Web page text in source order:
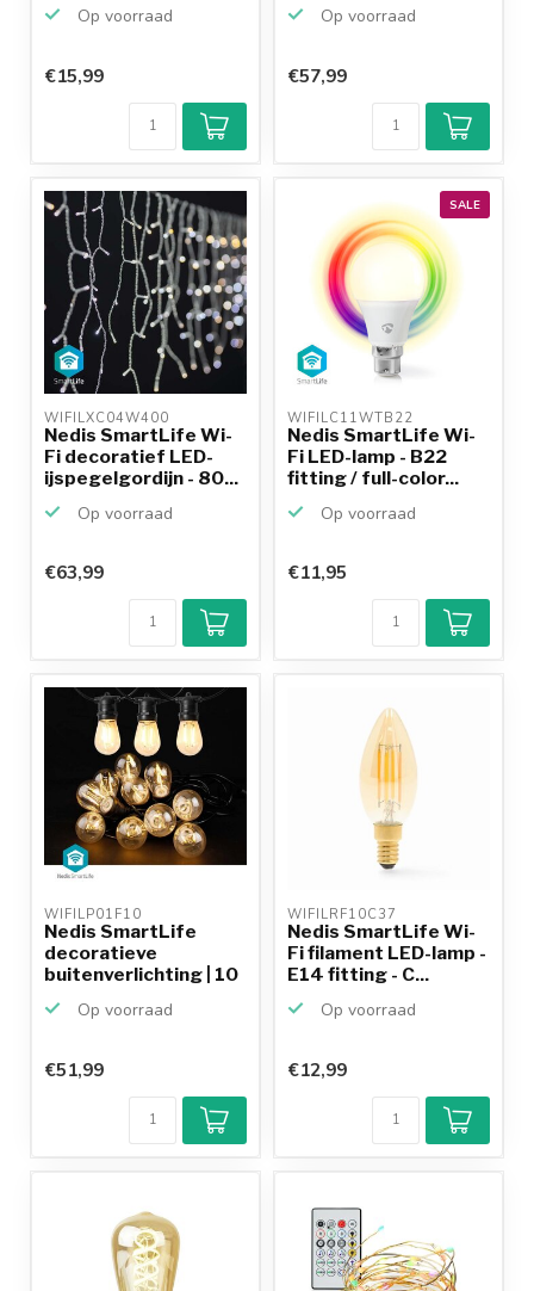
Op voorraad
€15,99
Op voorraad
€57,99
WIFILXC04W400
Nedis SmartLife Wi-
Fi decoratief LED-
ijspegelgordijn - 80...
Op voorraad
€63,99
SALE
WIFILC11WTB22
Nedis SmartLife Wi-
Fi LED-lamp - B22
fitting / full-color...
Op voorraad
€11,95
WIFILP01F10
Nedis SmartLife
decoratieve
buitenverlichting | 10
Op voorraad
€51,99
WIFILRF10C37
Nedis SmartLife Wi-
Fi filament LED-lamp -
E14 fitting - C...
Op voorraad
€12,99